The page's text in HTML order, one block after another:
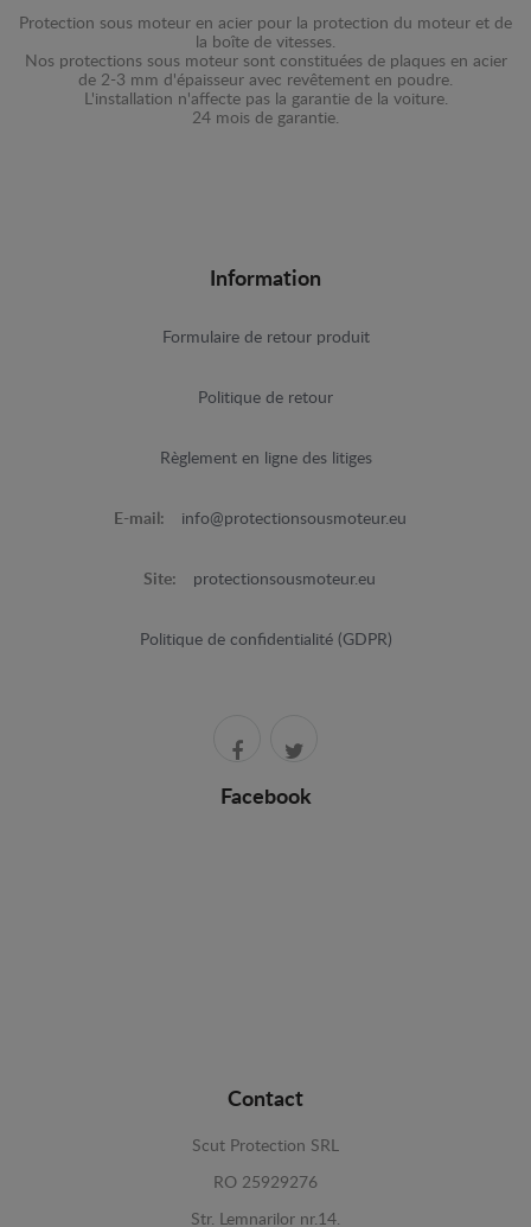
Protection sous moteur en acier pour la protection du moteur et de
la boîte de vitesses.
Nos protections sous moteur sont constituées de plaques en acier
de 2-3 mm d'épaisseur avec revêtement en poudre.
L'installation n'affecte pas la garantie de la voiture.
24 mois de garantie.
Information
Formulaire de retour produit
Politique de retour
Règlement en ligne des litiges
E-mail: info@protectionsousmoteur.eu
Site: protectionsousmoteur.eu
Politique de confidentialité (GDPR)
Facebook
Contact
Scut Protection SRL
RO 25929276
Str. Lemnarilor nr.14.